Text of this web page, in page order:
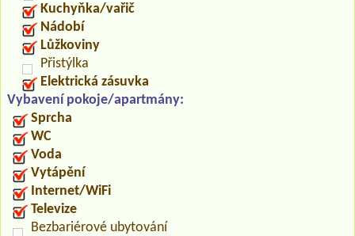
Kuchyňka/vařič
Nádobí
Lůžkoviny
Přistýlka
Elektrická zásuvka
Vybavení pokoje/apartmány:
Sprcha
WC
Voda
Vytápění
Internet/WiFi
Televize
Bezbariérové ubytování